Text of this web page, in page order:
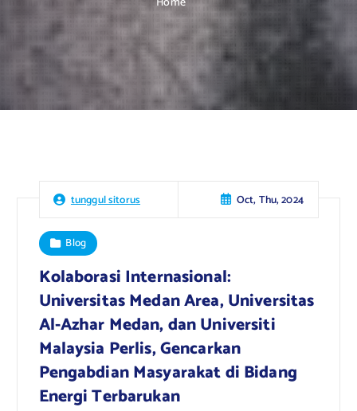
tunggul sitorus Oct, Thu, 2024
Blog
Kolaborasi Internasional:
Universitas Medan Area, Universitas
Al-Azhar Medan, dan Universiti
Malaysia Perlis, Gencarkan
Pengabdian Masyarakat di Bidang
Energi Terbarukan